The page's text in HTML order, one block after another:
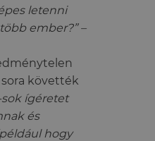
letenni
ember?” –
követték
sok ígéretet
és
hogy